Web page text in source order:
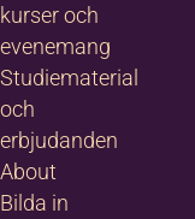
kurser och
evenemang
Studiematerial
och
erbjudanden
About
Bilda in